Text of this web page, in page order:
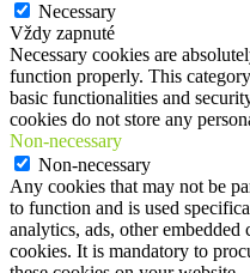
Necessary
Vždy zapnuté
Necessary cookies are
function properly. This
basic functionalities and
cookies do not store any
Non-necessary
Non-necessary
Any cookies that may not be
to function and is used
analytics, ads, other embedded
cookies. It is mandatory to